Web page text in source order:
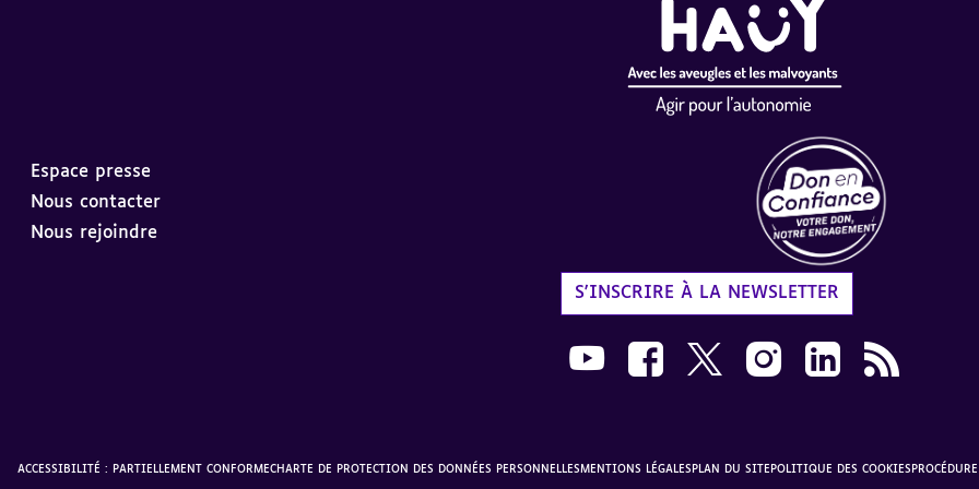
Espace presse
Nous contacter
Nous rejoindre
S'INSCRIRE À LA NEWSLETTER
Nous suivre sur Youtube AVH dans une nouvelle
Nous suivre sur Facebook AVH dans une
Nous suivre sur X AVH dans une
Nous suivre sur Instagram
Nous suivre sur
Flux RSS
ACCESSIBILITÉ : PARTIELLEMENT CONFORMECHARTE DE PROTECTION DES DONNÉES PERSONNELLESMENTIONS LÉGALES PLAN DU SITE POLITIQUE DES COOKIES